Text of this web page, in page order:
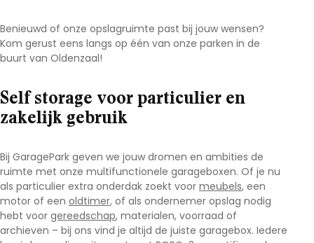
Benieuwd of onze opslagruimte past bij jouw wensen?
Kom gerust eens langs op één van onze parken in de
buurt van Oldenzaal!
Self storage voor particulier en
zakelijk gebruik
Bij GaragePark geven we jouw dromen en ambities de
ruimte met onze multifunctionele garageboxen. Of je nu
als particulier extra onderdak zoekt voor meubels, een
motor of een oldtimer, of als ondernemer opslag nodig
hebt voor gereedschap, materialen, voorraad of
archieven – bij ons vind je altijd de juiste garagebox. Iedere